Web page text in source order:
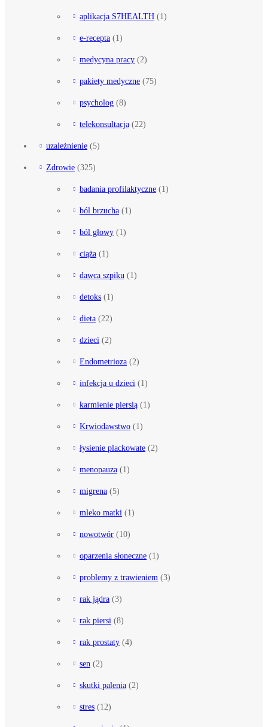
aplikacja S7HEALTH (1)
e-recepta (1)
medycyna pracy (2)
pakiety medyczne (75)
psycholog (8)
telekonsultacja (22)
uzależnienie (5)
Zdrowie (325)
badania profilaktyczne (1)
ból brzucha (1)
ból głowy (1)
ciąża (1)
dawca szpiku (1)
detoks (1)
dieta (22)
dzieci (2)
Endometrioza (2)
infekcja u dzieci (1)
karmienie piersią (1)
Krwiodawstwo (1)
łysienie plackowate (2)
menopauza (1)
migrena (5)
mleko matki (1)
nowotwór (10)
oparzenia słoneczne (1)
problemy z trawieniem (3)
rak jądra (3)
rak piersi (8)
rak prostaty (4)
sen (2)
skutki palenia (2)
stres (12)